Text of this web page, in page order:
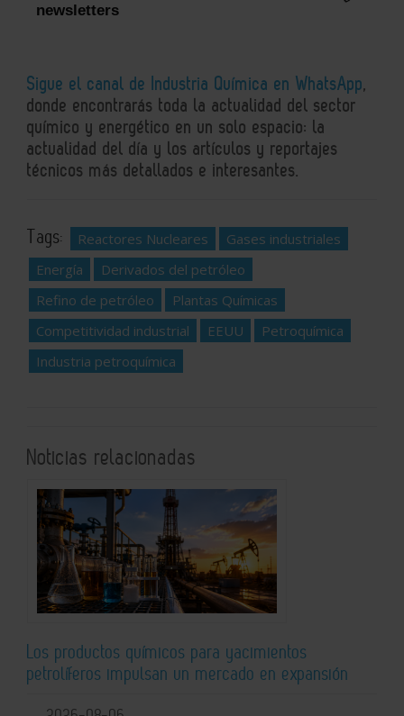
newsletters
Sigue el canal de Industria Química en WhatsApp,
donde encontrarás toda la actualidad del sector
químico y energético en un solo espacio: la
actualidad del día y los artículos y reportajes
técnicos más detallados e interesantes.
Tags: Reactores Nucleares
Gases industriales
Energía
Derivados del petróleo
Refino de petróleo
Plantas Químicas
Competitividad industrial
EEUU
Petroquímica
Industria petroquímica
Noticias relacionadas
Los productos químicos para yacimientos
petrolíferos impulsan un mercado en expansión